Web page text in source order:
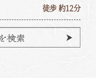
徒歩 約12分